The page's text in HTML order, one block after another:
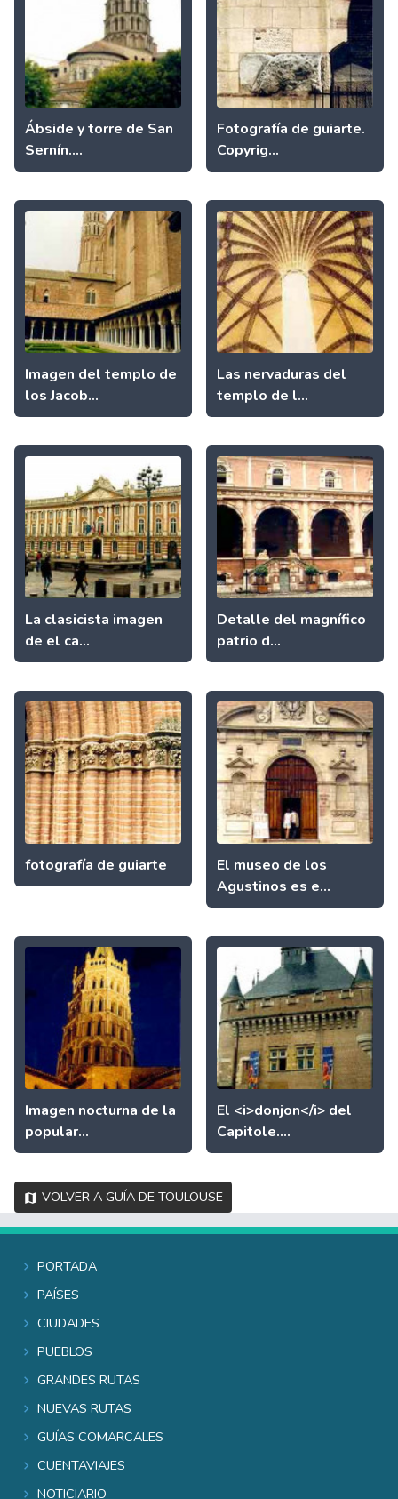
Ábside y torre de San
Sernín....
Fotografía de guiarte.
Copyrig...
Imagen del templo de
los Jacob...
Las nervaduras del
templo de l...
La clasicista imagen
de el ca...
Detalle del magnífico
patrio d...
fotografía de guiarte
El museo de los
Agustinos es e...
Imagen nocturna de la
popular...
El <i>donjon</i> del
Capitole....
Volver a Guía de Toulouse
Portada
Países
Ciudades
Pueblos
Grandes rutas
Nuevas rutas
Guías comarcales
Cuentaviajes
Noticiario